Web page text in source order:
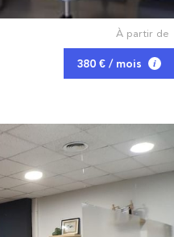
À partir de
380 € / mois